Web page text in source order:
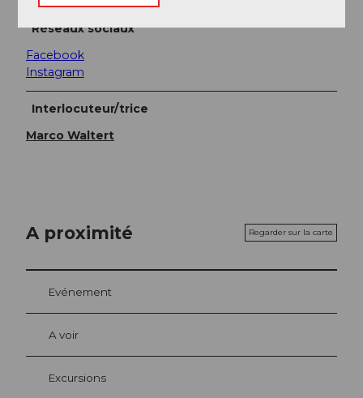
Réseaux sociaux
Facebook
Instagram
Interlocuteur/trice
Marco Waltert
A proximité Regarder sur la carte
Evénement
A voir
Excursions